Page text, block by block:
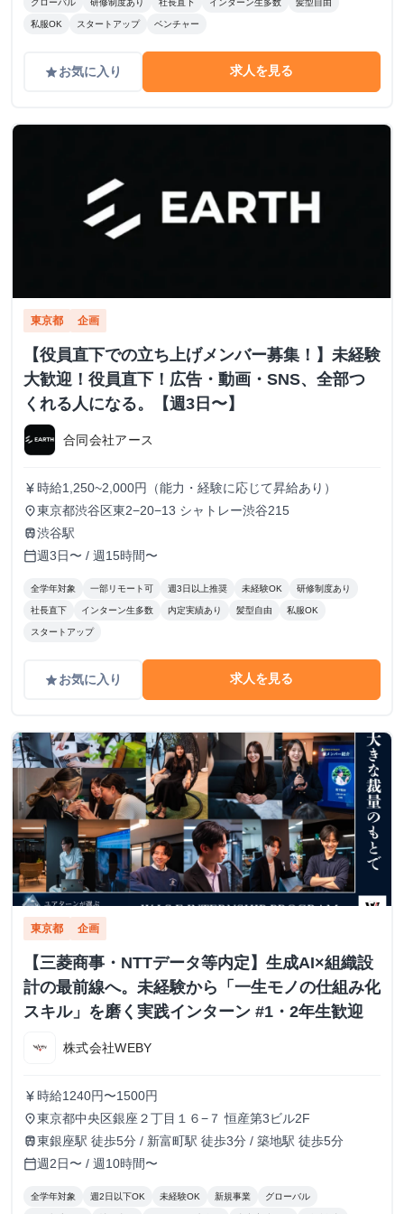
グローバル 研修制度あり 社長直下 インターン生多数 髪型自由
私服OK スタートアップ ベンチャー
gradeお気に入り 求人を見る
東京都 企画
【役員直下での立ち上げメンバー募集！】未経験
大歓迎！役員直下！広告・動画・SNS、全部つ
くれる人になる。【週3日〜】
合同会社アース
currency_yen 時給1,250~2,000円（能力・経験に応じて昇給あり）
place東京都渋谷区東2−20−13 シャトレー渋谷215
train渋谷駅
calendar_today週3日〜 / 週15時間〜
全学年対象 一部リモート可 週3日以上推奨 未経験OK 研修制度あり
社長直下 インターン生多数 内定実績あり 髪型自由 私服OK
スタートアップ
gradeお気に入り 求人を見る
東京都 企画
【三菱商事・NTTデータ等内定】生成AI×組織設
計の最前線へ。未経験から「一生モノの仕組み化
スキル」を磨く実践インターン #1・2年生歓迎
株式会社WEBY
currency_yen 時給1240円〜1500円
place東京都中央区銀座２丁目１６−７ 恒産第3ビル2F
train東銀座駅 徒歩5分 / 新富町駅 徒歩3分 / 築地駅 徒歩5分
calendar_today週2日〜 / 週10時間〜
全学年対象 週2日以下OK 未経験OK 新規事業 グローバル